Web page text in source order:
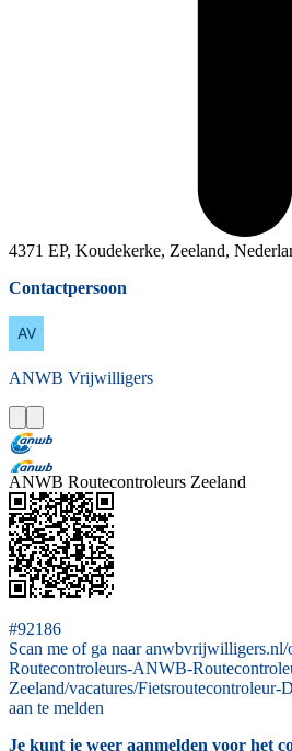
4371 EP, Koudekerke, Zeeland,
Contactpersoon
ANWB Vrijwilligers
ANWB Routecontroleurs Zeeland
#92186
Scan me of ga naar
Routecontroleurs-ANWB-
Zeeland/vacatures/Fietsroutecontroleur-
aan te melden
Je kunt je weer aanmelden voor het